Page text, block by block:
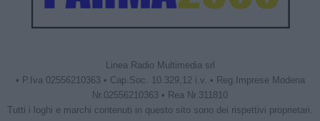
Linea Radio Multimedia srl
• P.Iva 02556210363 • Cap.Soc. 10.329,12 i.v. • Reg.Imprese Modena
Nr.02556210363 • Rea Nr.311810
Tutti i loghi e marchi contenuti in questo sito sono dei rispettivi proprietari.